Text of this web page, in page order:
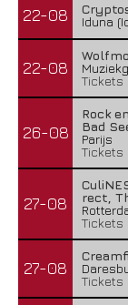
22-08
Iduna
22-08
Tickets
26-08
Rock
Bad
Parijs
Tickets
27-08
rect,
Tickets
27-08
Tickets